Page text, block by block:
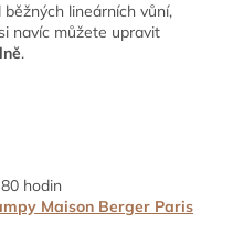
lineárních vůní,
navíc můžete upravit
.
hodin
Maison Berger Paris